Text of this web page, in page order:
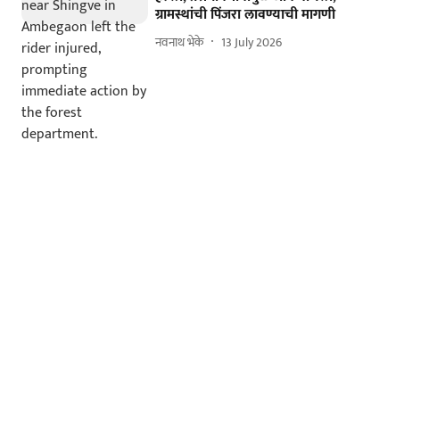
ग्रामस्थांची पिंजरा लावण्याची मागणी
नवनाथ भेके 13 July 2026